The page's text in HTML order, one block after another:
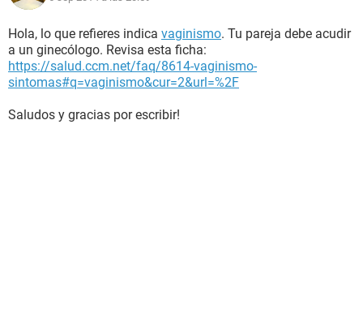
Hola, lo que refieres indica vaginismo. Tu pareja debe acudir
a un ginecólogo. Revisa esta ficha:
https://salud.ccm.net/faq/8614-vaginismo-
sintomas#q=vaginismo&cur=2&url=%2F
Saludos y gracias por escribir!